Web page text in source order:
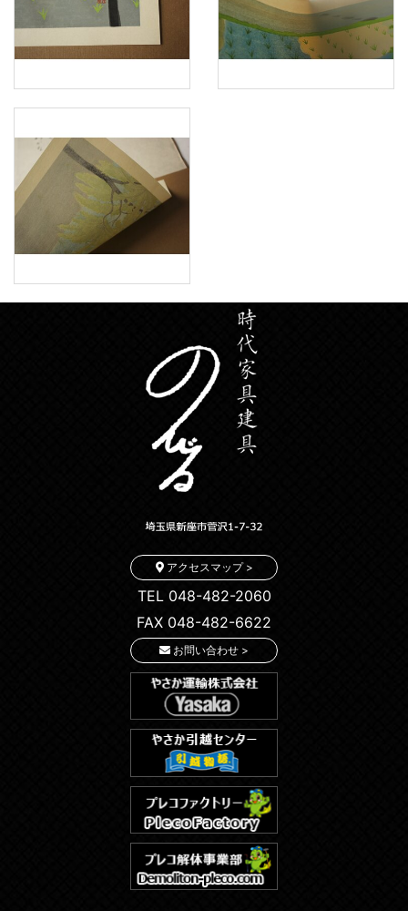
アクセスマップ >
TEL 048-482-2060
FAX 048-482-6622
お問い合わせ >